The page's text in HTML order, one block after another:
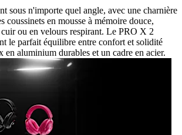
sous n'importe quel angle, avec une charnière
coussinets en mousse à mémoire douce,
ou en velours respirant. Le PRO X 2
le parfait équilibre entre confort et solidité
en aluminium durables et un cadre en acier.